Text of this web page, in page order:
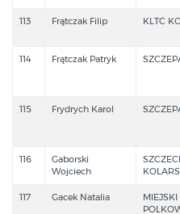
113 Frątczak Filip KLTC
114 Frątczak Patryk
115 Frydrych Karol
116
Gaborski
Wojciech
117 Gacek Natalia